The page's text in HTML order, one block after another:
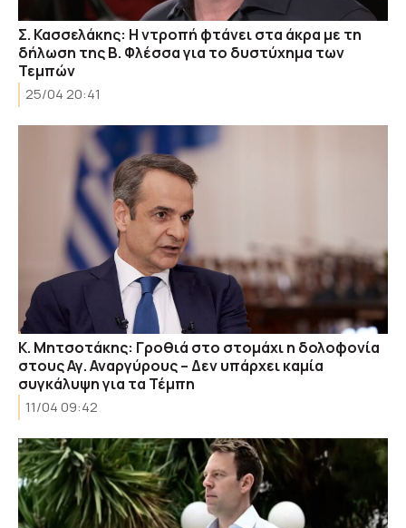
Σ. Κασσελάκης: Η ντροπή φτάνει στα άκρα με τη
δήλωση της Β. Φλέσσα για το δυστύχημα των
Τεμπών
25/04 20:41
Κ. Μητσοτάκης: Γροθιά στο στομάχι η δολοφονία
στους Αγ. Αναργύρους – Δεν υπάρχει καμία
συγκάλυψη για τα Τέμπη
11/04 09:42